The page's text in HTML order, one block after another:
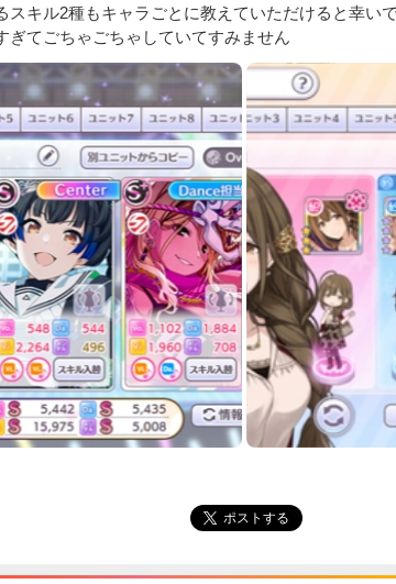
スキル2種もキャラごとに教えていただけると幸いで
ぎてごちゃごちゃしていてすみません
ポストする